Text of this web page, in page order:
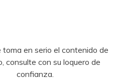
toma en serio el contenido de
consulte con su loquero de
confianza.